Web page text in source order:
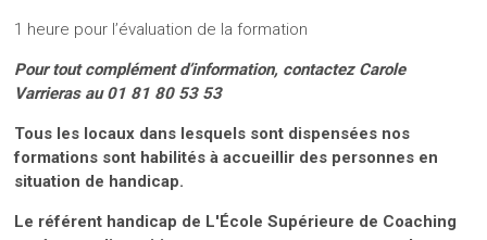
1 heure pour l’évaluation de la formation
Pour tout complément d’information, contactez Carole
Varrierasau 01 81 80 53 53
Tous les locaux dans lesquels sont dispensées nos
formations sont habilités à accueillir des personnes en
situation de handicap.
Le référent handicap de L'École Supérieure de Coaching